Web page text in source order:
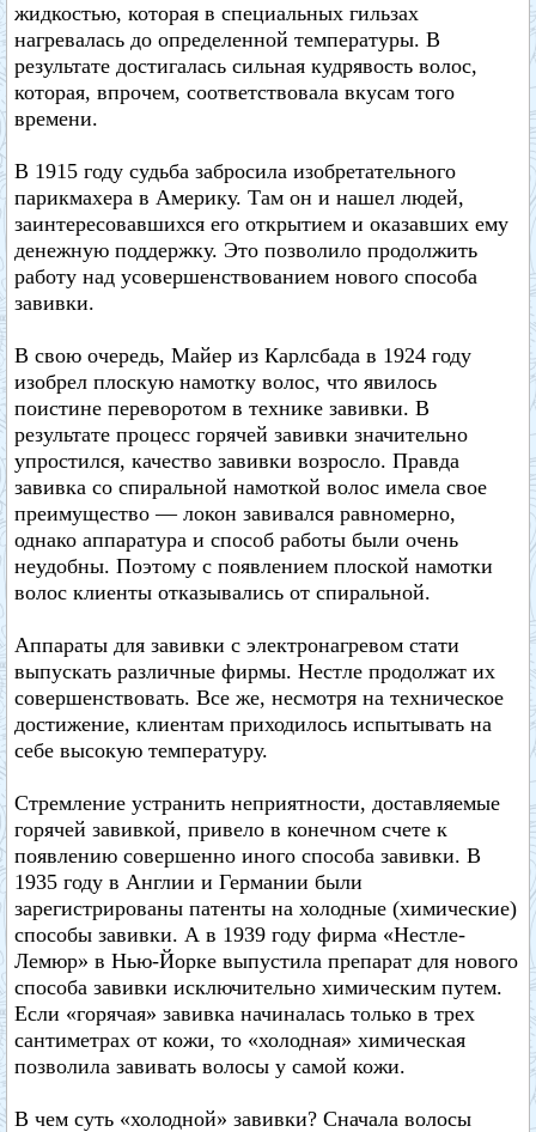
жидкостью, которая в специальных гильзах
нагревалась до определенной температуры. В
результате достигалась сильная кудрявость волос,
которая, впрочем, соответствовала вкусам того
времени.
В 1915 году судьба забросила изобретательного
парикмахера в Америку. Там он и нашел людей,
заинтересовавшихся его открытием и оказавших ему
денежную поддержку. Это позволило продолжить
работу над усовершенствованием нового способа
завивки.
В свою очередь, Майер из Карлсбада в 1924 году
изобрел плоскую намотку волос, что явилось
поистине переворотом в технике завивки. В
результате процесс горячей завивки значительно
упростился, качество завивки возросло. Правда
завивка со спиральной намоткой волос имела свое
преимущество — локон завивался равномерно,
однако аппаратура и способ работы были очень
неудобны. Поэтому с появлением плоской намотки
волос клиенты отказывались от спиральной.
Аппараты для завивки с электронагревом стати
выпускать различные фирмы. Нестле продолжат их
совершенствовать. Все же, несмотря на техническое
достижение, клиентам приходилось испытывать на
себе высокую температуру.
Стремление устранить неприятности, доставляемые
горячей завивкой, привело в конечном счете к
появлению совершенно иного способа завивки. В
1935 году в Англии и Германии были
зарегистрированы патенты на холодные (химические)
способы завивки. А в 1939 году фирма «Нестле-
Лемюр» в Нью-Йорке выпустила препарат для нового
способа завивки исключительно химическим путем.
Если «горячая» завивка начиналась только в трех
сантиметрах от кожи, то «холодная» химическая
позволила завивать волосы у самой кожи.
В чем суть «холодной» завивки? Сначала волосы